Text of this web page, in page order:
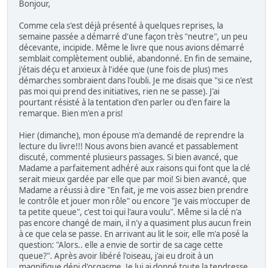
Bonjour,
Comme cela s'est déjà présenté à quelques reprises, la
semaine passée a démarré d'une façon très "neutre", un peu
décevante, incipide. Même le livre que nous avions démarré
semblait complètement oublié, abandonné. En fin de semaine,
j'étais déçu et anxieux à l'idée que (une fois de plus) mes
démarches sombraient dans l'oubli. Je me disais que "si ce n'est
pas moi qui prend des initiatives, rien ne se passe). J'ai
pourtant résisté à la tentation d'en parler ou d'en faire la
remarque. Bien m'en a pris!
Hier (dimanche), mon épouse m'a demandé de reprendre la
lecture du livre!!! Nous avons bien avancé et passablement
discuté, commenté plusieurs passages. Si bien avancé, que
Madame a parfaitement adhéré aux raisons qui font que la clé
serait mieux gardée par elle que par moi! Si bien avancé, que
Madame a réussi à dire "En fait, je me vois assez bien prendre
le contrôle et jouer mon rôle" ou encore "Je vais m'occuper de
ta petite queue", c'est toi qui l'aura voulu". Même si la clé n'a
pas encore changé de main, il n'y a quasiment plus aucun frein
à ce que cela se passe. En arrivant au lit le soir, elle m'a posé la
question: "Alors.. elle a envie de sortir de sa cage cette
queue?". Après avoir libéré l'oiseau, j'ai eu droit à un